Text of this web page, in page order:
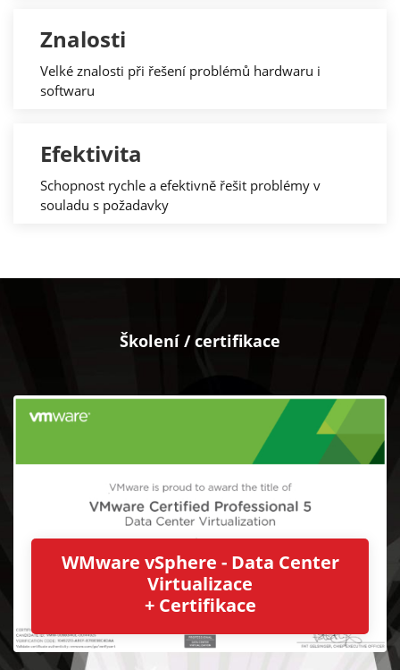
Znalosti
Velké znalosti při řešení problémů hardwaru i
softwaru
Efektivita
Schopnost rychle a efektivně řešit problémy v
souladu s požadavky
Školení / certifikace
WMware vSphere - Data Center
Virtualizace
+ Certifikace